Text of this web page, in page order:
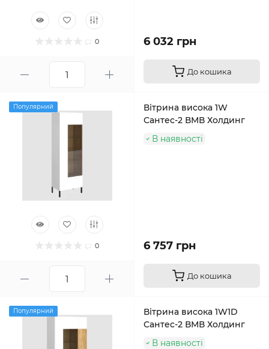
0 6 032 грн
До кошика
Популярний
0
Вітрина висока 1W
Сантес-2 ВМВ Холдинг
В наявності
6 757 грн
До кошика
Популярний
Вітрина висока 1W1D
Сантес-2 ВМВ Холдинг
В наявності